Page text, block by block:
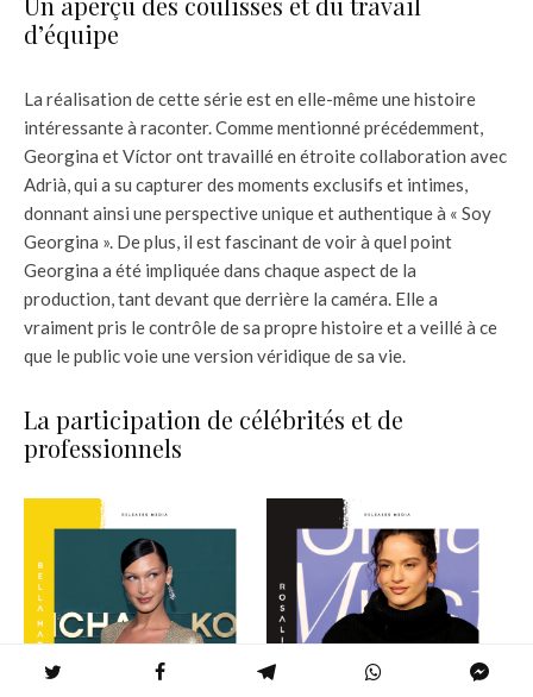
d’équipe
La réalisation de cette série est en elle-même une histoire
intéressante à raconter. Comme mentionné précédemment,
Georgina et Víctor ont travaillé en étroite collaboration avec
Adrià, qui a su capturer des moments exclusifs et intimes,
donnant ainsi une perspective unique et authentique à « Soy
Georgina ». De plus, il est fascinant de voir à quel point
Georgina a été impliquée dans chaque aspect de la
production, tant devant que derrière la caméra. Elle a
vraiment pris le contrôle de sa propre histoire et a veillé à ce
que le public voie une version véridique de sa vie.
La participation de célébrités et de
professionnels